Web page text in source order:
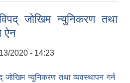
जोखिम न्युनिकरण तथा
ऐन
2020 - 14:23
जोखिम न्युनिकरण तथा व्यवस्थापन गर्न